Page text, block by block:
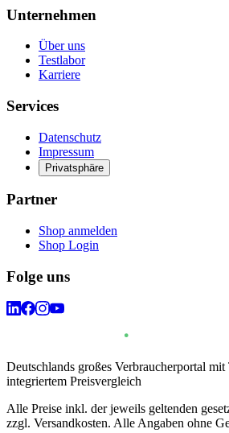
Unternehmen
Über uns
Testlabor
Karriere
Services
Datenschutz
Impressum
Privatsphäre
Partner
Shop anmelden
Shop Login
Folge uns
Deutschlands großes Verbraucherportal mit
integriertem Preisvergleich
Alle Preise inkl. der jeweils geltenden
zzgl. Versandkosten. Alle Angaben ohne